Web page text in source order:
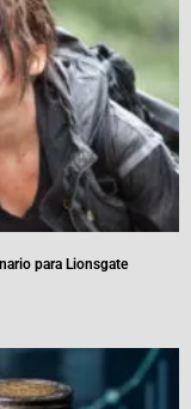
para Lionsgate